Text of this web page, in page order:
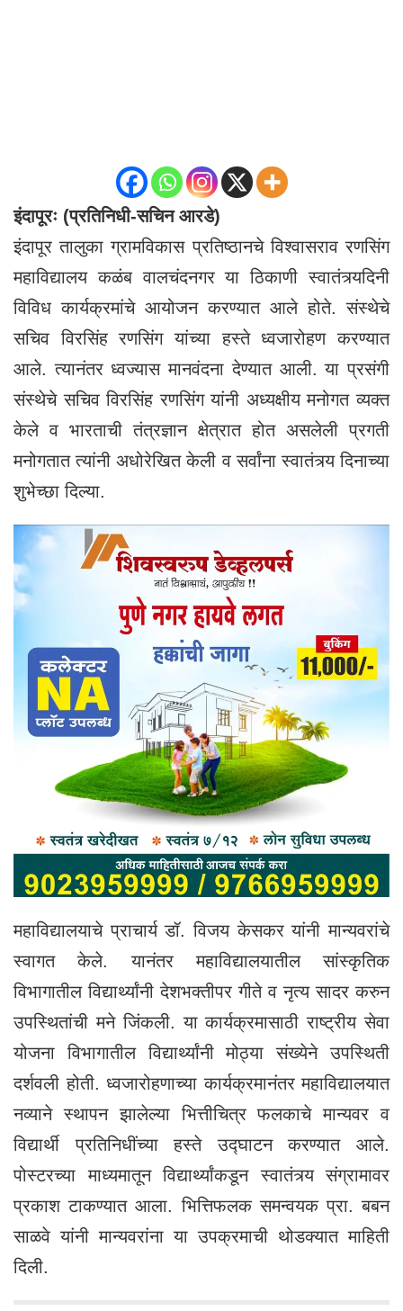
इंदापूरः (प्रतिनिधी-सचिन आरडे)
इंदापूर तालुका ग्रामविकास प्रतिष्ठानचे विश्वासराव रणसिंग
महाविद्यालय कळंब वालचंदनगर या ठिकाणी स्वातंत्र्यदिनी
विविध कार्यक्रमांचे आयोजन करण्यात आले होते. संस्थेचे
सचिव विरसिंह रणसिंग यांच्या हस्ते ध्वजारोहण करण्यात
आले. त्यानंतर ध्वज्यास मानवंदना देण्यात आली. या प्रसंगी
संस्थेचे सचिव विरसिंह रणसिंग यांनी अध्यक्षीय मनोगत व्यक्त
केले व भारताची तंत्रज्ञान क्षेत्रात होत असलेली प्रगती
मनोगतात त्यांनी अधोरेखित केली व सर्वांना स्वातंत्र्य दिनाच्या
शुभेच्छा दिल्या.
महाविद्यालयाचे प्राचार्य डॉ. विजय केसकर यांनी मान्यवरांचे
स्वागत केले. यानंतर महाविद्यालयातील सांस्कृतिक
विभागातील विद्यार्थ्यांनी देशभक्तीपर गीते व नृत्य सादर करुन
उपस्थितांची मने जिंकली. या कार्यक्रमासाठी राष्ट्रीय सेवा
योजना विभागातील विद्यार्थ्यांनी मोठ्या संख्येने उपस्थिती
दर्शवली होती. ध्वजारोहणाच्या कार्यक्रमानंतर महाविद्यालयात
नव्याने स्थापन झालेल्या भित्तीचित्र फलकाचे मान्यवर व
विद्यार्थी प्रतिनिधींच्या हस्ते उद्घाटन करण्यात आले.
पोस्टरच्या माध्यमातून विद्यार्थ्यांकडून स्वातंत्र्य संग्रामावर
प्रकाश टाकण्यात आला. भित्तिफलक समन्वयक प्रा. बबन
साळवे यांनी मान्यवरांना या उपक्रमाची थोडक्यात माहिती
दिली.